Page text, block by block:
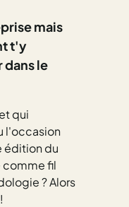
mais
t'y
dans le
qui
l'occasion
édition du
comme fil
? Alors